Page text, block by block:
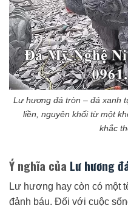
Lư hương đá tròn – đá xanh
liền, nguyên khối từ một
khắc
Ý nghĩa của Lư hương
Lư hương hay còn có một
đảnh báu. Đối với cuộc